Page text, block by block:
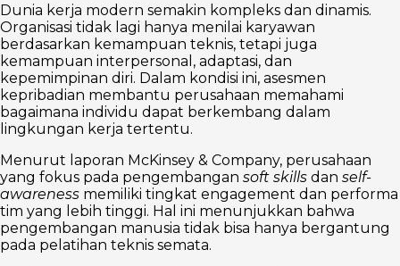
Dunia kerja modern semakin kompleks dan dinamis.
Organisasi tidak lagi hanya menilai karyawan
berdasarkan kemampuan teknis, tetapi juga
kemampuan interpersonal, adaptasi, dan
kepemimpinan diri. Dalam kondisi ini, asesmen
kepribadian membantu perusahaan memahami
bagaimana individu dapat berkembang dalam
lingkungan kerja tertentu.
Menurut laporan McKinsey & Company, perusahaan
yang fokus pada pengembangan soft skills dan self-
awareness memiliki tingkat engagement dan performa
tim yang lebih tinggi. Hal ini menunjukkan bahwa
pengembangan manusia tidak bisa hanya bergantung
pada pelatihan teknis semata.